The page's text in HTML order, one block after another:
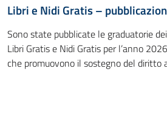
Libri e Nidi Gratis –
Sono state pubblicate le graduatorie
Libri Gratis e Nidi Gratis per l’anno
che promuovono il sostegno del diritto